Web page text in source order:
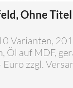
Ohne
Varianten,
Öl auf MDF,
Euro zzgl.